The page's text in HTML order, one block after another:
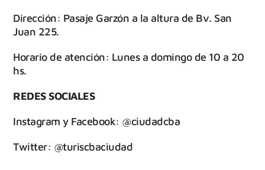
Dirección: Pasaje Garzón a la altura de Bv. San
Juan 225.
Horario de atención: Lunes a domingo de 10 a 20
hs.
REDES SOCIALES
Instagram y Facebook: @‌ciudadcba
Twitter: @‌turiscbaciudad